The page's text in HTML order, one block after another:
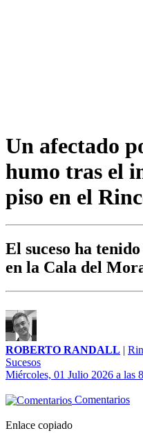
Un afectado
humo tras el
piso en el
El suceso ha
en la Cala del
ROBERTO RANDALL |
Sucesos
Miércoles, 01 Julio 2026 a las
Comentarios
Enlace copiado